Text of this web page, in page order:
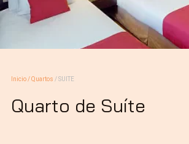
Inicio/Quartos /SUITE
Quarto de Suíte